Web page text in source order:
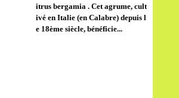
itrus bergamia . Cet agrume, cult
ivé en Italie (en Calabre) depuis l
e 18ème siècle, bénéficie...